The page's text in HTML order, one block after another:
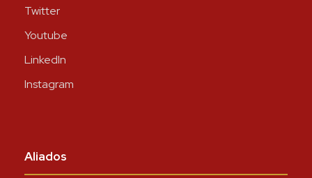
Twitter
Youtube
LinkedIn
Instagram
Aliados